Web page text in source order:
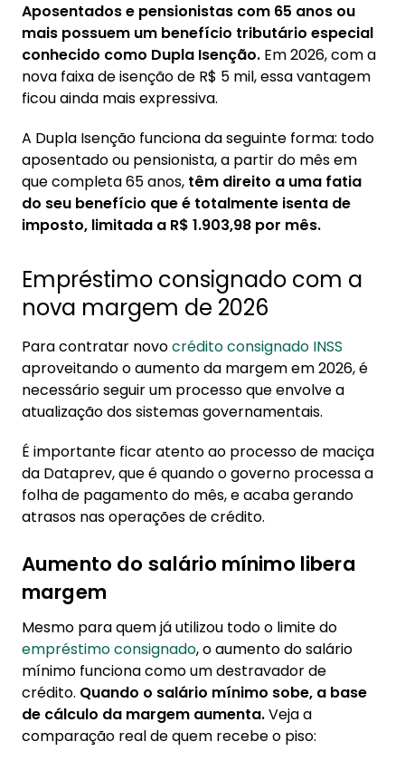
Aposentados e pensionistas com 65 anos ou
mais possuem um benefício tributário especial
conhecido como Dupla Isenção. Em 2026, com a
nova faixa de isenção de R$ 5 mil, essa vantagem
ficou ainda mais expressiva.
A Dupla Isenção funciona da seguinte forma: todo
aposentado ou pensionista, a partir do mês em
que completa 65 anos, têm direito a uma fatia
do seu benefício que é totalmente isenta de
imposto, limitada a R$ 1.903,98 por mês.
Empréstimo consignado com a
nova margem de 2026
Para contratar novocrédito consignado INSS
aproveitando o aumento da margem em 2026, é
necessário seguir um processo que envolve a
atualização dos sistemas governamentais.
É importante ficar atento ao processo de maciça
da Dataprev, que é quando o governo processa a
folha de pagamento do mês, e acaba gerando
atrasos nas operações de crédito.
Aumento do salário mínimo libera
margem
Mesmo para quem já utilizou todo o limite do
empréstimo consignado, o aumento do salário
mínimo funciona como um destravador de
crédito. Quando o salário mínimo sobe, a base
de cálculo da margem aumenta.Veja a
comparação real de quem recebe o piso: